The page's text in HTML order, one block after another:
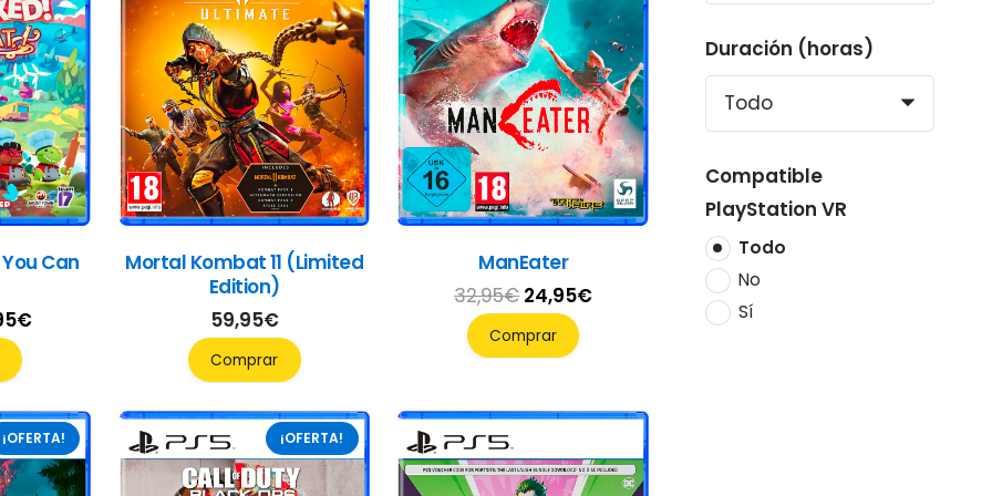
Can
€El
es:
51,95€.
Mortal Kombat 11 (Limited
Edition)
59,95€
Comprar
ManEater
32,95€ El
precio
original
32,95€.
24,95€El
24,95€.
Comprar
¡OFERTA! ¡OFERTA!
Duración (horas)
Compatible
PlayStation VR
Todo
No
Sí